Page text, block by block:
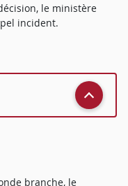
le ministère
incident.
branche, le